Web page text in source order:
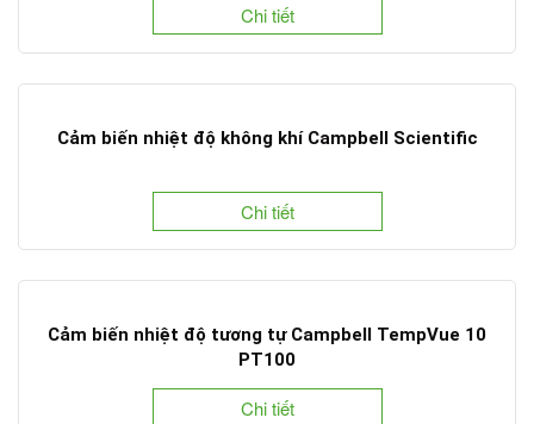
Chi tiết
Cảm biến nhiệt độ không khí Campbell Scientific
Chi tiết
Cảm biến nhiệt độ tương tự Campbell TempVue 10
PT100
Chi tiết